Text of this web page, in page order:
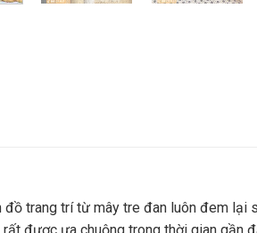
đồ trang trí từ mây tre đan luôn đem